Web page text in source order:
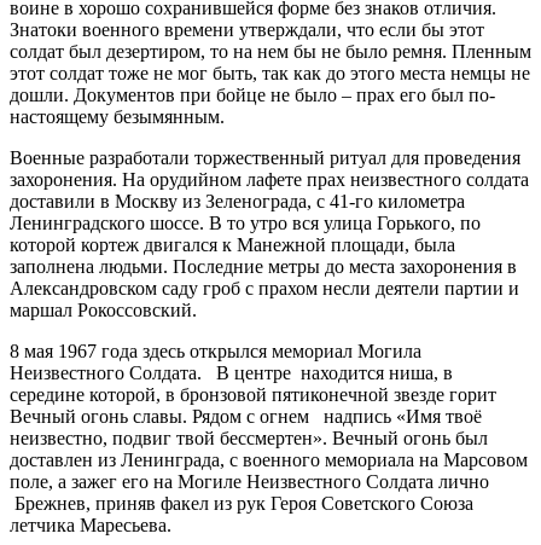
воине в хорошо сохранившейся форме без знаков отличия.
Знатоки военного времени утверждали, что если бы этот
солдат был дезертиром, то на нем бы не было ремня. Пленным
этот солдат тоже не мог быть, так как до этого места немцы не
дошли. Документов при бойце не было – прах его был по-
настоящему безымянным.
Военные разработали торжественный ритуал для проведения
захоронения. На орудийном лафете прах неизвестного солдата
доставили в Москву из Зеленограда, с 41-го километра
Ленинградского шоссе. В то утро вся улица Горького, по
которой кортеж двигался к Манежной площади, была
заполнена людьми. Последние метры до места захоронения в
Александровском саду гроб с прахом несли деятели партии и
маршал Рокоссовский.
8 мая 1967 года здесь открылся мемориал Могила
Неизвестного Солдата. В центре находится ниша, в
середине которой, в бронзовой пятиконечной звезде горит
Вечный огонь славы. Рядом с огнем надпись «Имя твоё
неизвестно, подвиг твой бессмертен». Вечный огонь был
доставлен из Ленинграда, с военного мемориала на Марсовом
поле, а зажег его на Могиле Неизвестного Солдата лично
Брежнев, приняв факел из рук Героя Советского Союза
летчика Маресьева.